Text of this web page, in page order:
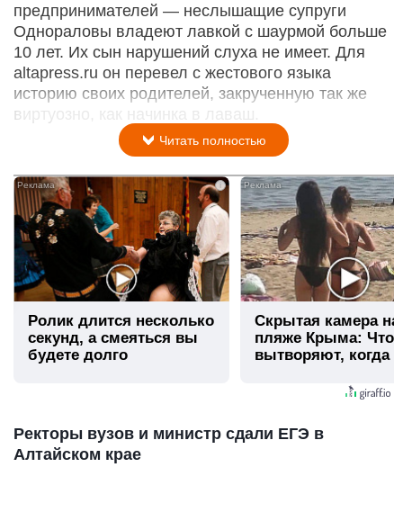
предпринимателей — неслышащие супруги
Однораловы владеют лавкой с шаурмой больше
10 лет. Их сын нарушений слуха не имеет. Для
altapress.ru он перевел с жестового языка
историю своих родителей, закрученную так же
виртуозно, как начинка в лаваш.
Читать полностью
Ролик длится несколько
секунд, а смеяться вы
будете долго
Скрытая камера на
пляже Крыма: Что
вытворяют, когда
Ректоры вузов и министр сдали ЕГЭ в
Алтайском крае